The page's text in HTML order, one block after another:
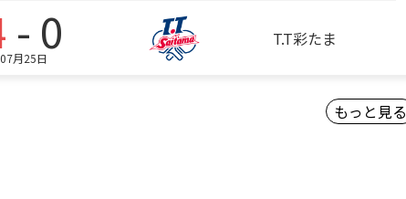
- 0
07月25日
T.T彩たま
もっと見る